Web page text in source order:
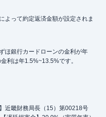
よって約定返済金額が設定されま
ほ銀行カードローンの金利が年
利は年1.5%~13.5%です。
近畿財務局長（15）第00218号